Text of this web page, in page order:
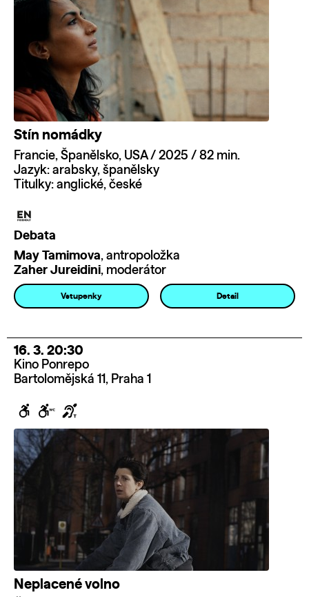
Stín nomádky
Francie, Španělsko, USA / 2025 / 82 min.
Jazyk: arabsky, španělsky
Titulky: anglické, české
Debata
May Tamimova, antropoložka
Zaher Jureidini, moderátor
Vstupenky Detail
16. 3. 20:30
Kino Ponrepo
Bartolomějská 11, Praha 1
Neplacené volno